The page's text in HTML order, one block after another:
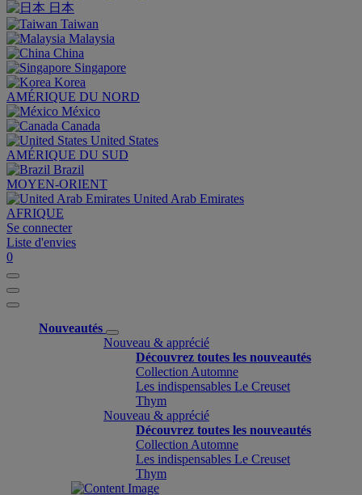
日本
Taiwan
Malaysia
China
Singapore
Korea
AMÉRIQUE DU NORD
México
Canada
United States
AMÉRIQUE DU SUD
Brazil
MOYEN-ORIENT
United Arab Emirates
AFRIQUE
Se connecter
Liste d'envies
0
Nouveautés
Nouveau & apprécié
Découvrez toutes les nouveautés
Collection Automne
Les indispensables Le Creuset
Thym
Nouveau & apprécié
Découvrez toutes les nouveautés
Collection Automne
Les indispensables Le Creuset
Thym